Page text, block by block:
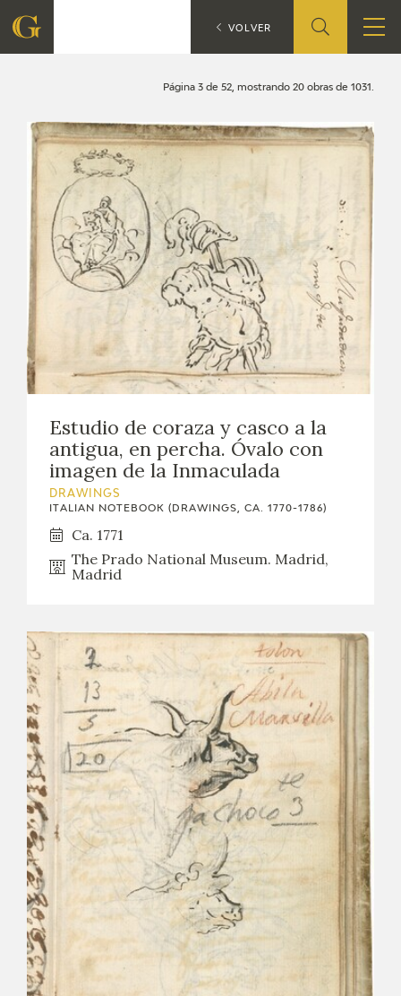
QUIENES SOMOS
CIDG
CORPORATE ACTION
ACTIVIDADES
ACTUALIDAD
FRANCISCO DE GOYA
EL VIAJE DE GOYA
CATÁLOGO
PREMIO ARAGÓN GOYA
Página 3 de 52, mostrando 20 obras de 1031.
Estudio de coraza y casco a la
antigua, en percha. Óvalo con
imagen de la Inmaculada
DRAWINGS
ITALIAN NOTEBOOK (DRAWINGS, CA. 1770-1786)
Ca. 1771
The Prado National Museum. Madrid,
Madrid
CATÁLOGO Search
VOLVER